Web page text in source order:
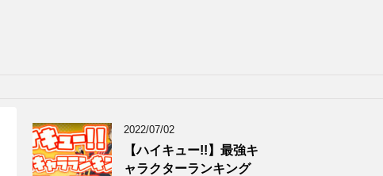
2022/07/02
【ハイキュー!!】最強キ
ャラクターランキング